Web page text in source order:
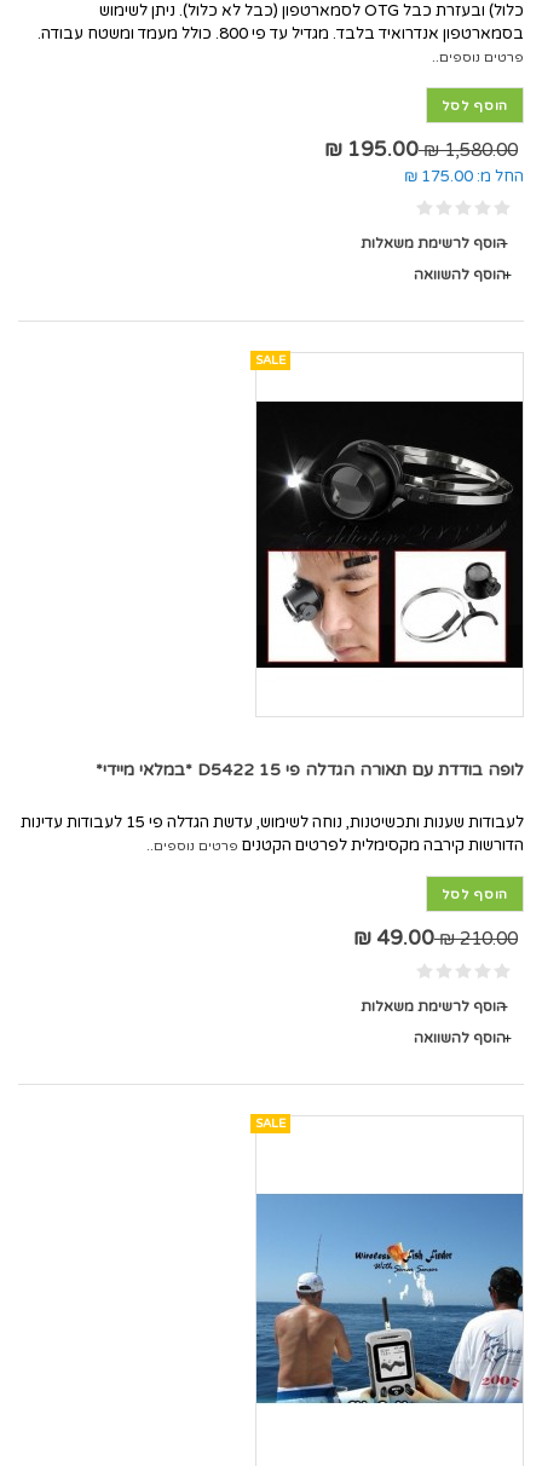
כלול) ובעזרת כבל OTG לסמארטפון (כבל לא כלול). ניתן לשימוש
בסמארטפון אנדרואיד בלבד. מגדיל עד פי 800. כולל מעמד ומשטח עבודה.
פרטים נוספים..
הוסף לסל
1,580.00 ₪
195.00 ₪
החל מ: 175.00 ₪
הוסף לרשימת משאלות
הוסף להשוואה
SALE
לופה בודדת עם תאורה הגדלה פי 15 D5422 *במלאי מיידי*
לעבודות שענות ותכשיטנות, נוחה לשימוש, עדשת הגדלה פי 15 לעבודות עדינות
הדורשות קירבה מקסימלית לפרטים הקטנים פרטים נוספים..
הוסף לסל
210.00 ₪
49.00 ₪
הוסף לרשימת משאלות
הוסף להשוואה
SALE